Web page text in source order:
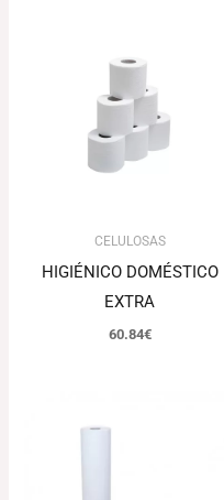
CELULOSAS
HIGIÉNICO DOMÉSTICO
EXTRA
60.84€